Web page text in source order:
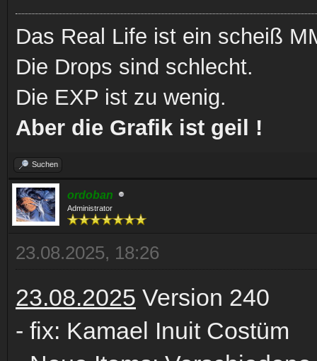
Das Real Life ist ein scheiß
Die Drops sind schlecht.
Die EXP ist zu wenig.
Aber die Grafik ist geil !
Suchen
ordoban
Administrator
23.08.2025, 18:26
23.08.2025 Version 240
- fix: Kamael Inuit Costüm